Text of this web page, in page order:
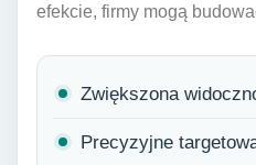
efekcie, firmy mogą
Zwiększona
Precyzyjne